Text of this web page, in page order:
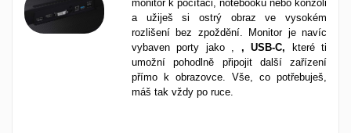
monitor k počítači, notebooku nebo konzoli
a užiješ si ostrý obraz ve vysokém
rozlišení bez zpoždění. Monitor je navíc
vybaven porty jako
, USB-C, které ti
umožní pohodlně připojit další zařízení
přímo k obrazovce. Vše, co potřebuješ,
máš tak vždy po ruce.